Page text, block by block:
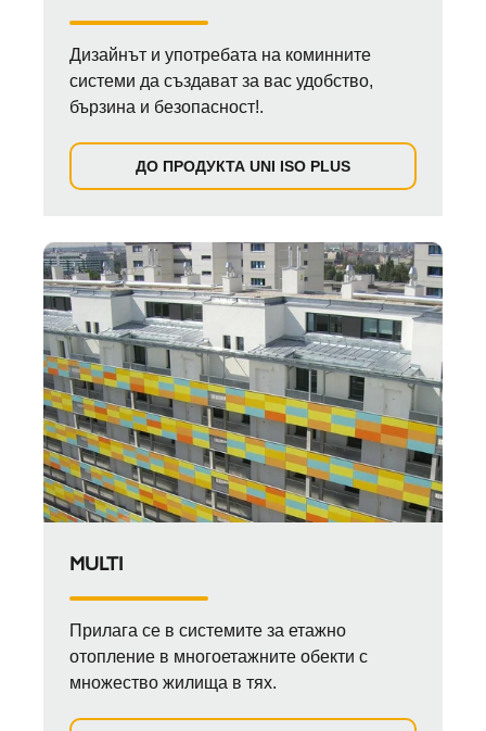
Дизайнът и употребата на коминните
системи да създават за вас удобство,
бързина и безопасност!.
ДО ПРОДУКТА UNI ISO PLUS
MULTI
Прилага се в системите за етажно
отопление в многоетажните обекти с
множество жилища в тях.